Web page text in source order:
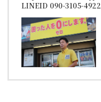
LINEID 090-3105-4922